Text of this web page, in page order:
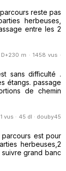
reste pas
herbeuses,
entre les 2
D+230 m · 1458 vus ·
sans difficulté .
étangs. passage
de chemin
vus · 45 dl · douby45
est pour
herbeuses,2
grand banc